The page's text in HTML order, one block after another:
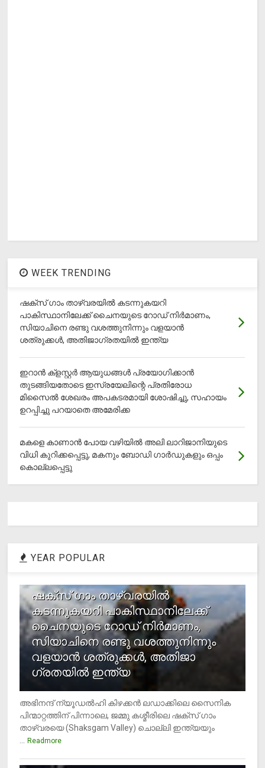
WEEK TRENDING
ഷക്സ് ​ഗാം താഴ്‌വരയിൽ കടന്നുകയറി
പാകിസ്ഥാനിലേക്ക് ചൈനയുടെ റോഡ് നിർമാണം,
സിയാചിനെ രണ്ടു വശത്തുനിന്നും വളയാൻ
ശത്രുക്കൾ, അതിജാ​ഗ്രതയിൽ ഇന്ത്യ
ഇറാന്‍ ക്‌ളസ്റ്റര്‍ ആയുധങ്ങള്‍ പ്രയോഗിക്കാന്‍
തുടങ്ങിയതോടെ ഇസ്രയേലിന്റെ പ്രതിരോധ
മിസൈല്‍ ശേഖരം അപകടരമായി ശോഷിച്ചു, സഹായം
ഉറപ്പിച്ചു പറയാതെ അമേരിക്ക
മകളെ കാണാന്‍ പോയ വഴിയില്‍ അലി ലാറിജാനിയുടെ
വിധി കുറിക്കപ്പെട്ടു, മകനും ബോഡി ഗാര്‍ഡുകളും ഒപ്പം
കൊല്ലപ്പെട്ടു
YEAR POPULAR
ഷക്സ് ​ഗാം താഴ്‌വരയിൽ
കടന്നുകയറി പാകിസ്ഥാനിലേക്ക്
ചൈനയുടെ റോഡ് നിർമാണം,
സിയാചിനെ രണ്ടു വശത്തുനിന്നും
വളയാൻ ശത്രുക്കൾ, അതിജാ​
ഗ്രതയിൽ ഇന്ത്യ
അഭിനന്ദ് ന്യൂഡൽഹി കിഴക്കൻ ലഡാക്കിലെ സൈനിക
പിന്മാറ്റത്തിന് പിന്നാലെ, ജമ്മു കശ്മീരിലെ ഷക്സ് ​ഗാം
താഴ്‌വരയെ (Shaksgam Valley) ചൊല്ലി ഇന്ത്യയും
Readmore